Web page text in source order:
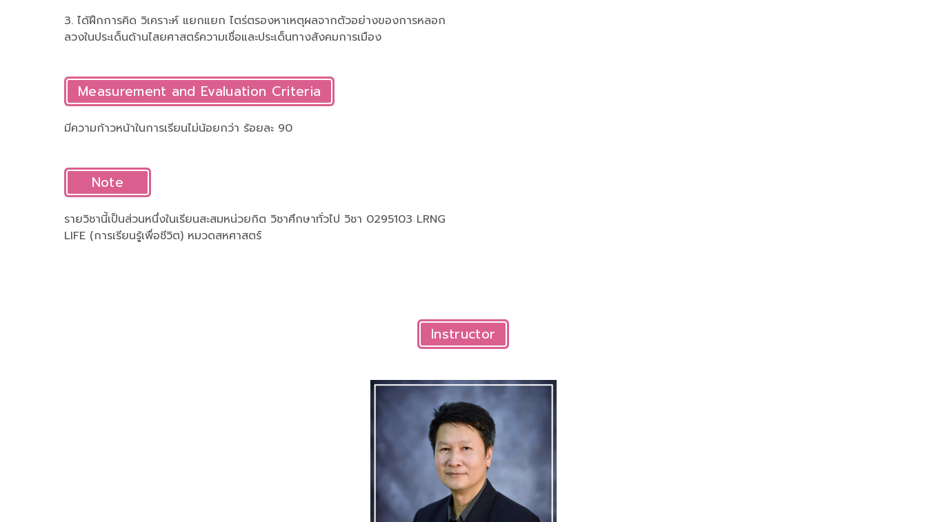
3. ได้ฝึกการคิด วิเคราะห์ แยกแยก ไตร่ตรองหาเหตุผลจากตัวอย่างของการหลอก
ลวงในประเด็นด้านไสยศาสตร์ความเชื่อและประเด็นทางสังคมการเมือง
Measurement and Evaluation Criteria
มีความก้าวหน้าในการเรียนไม่น้อยกว่า ร้อยละ 90
Note
รายวิชานี้เป็นส่วนหนึ่งในเรียนสะสมหน่วยกิต วิชาศึกษาทั่วไป วิชา 0295103 LRNG
LIFE (การเรียนรู้เพื่อชีวิต) หมวดสหศาสตร์
Instructor